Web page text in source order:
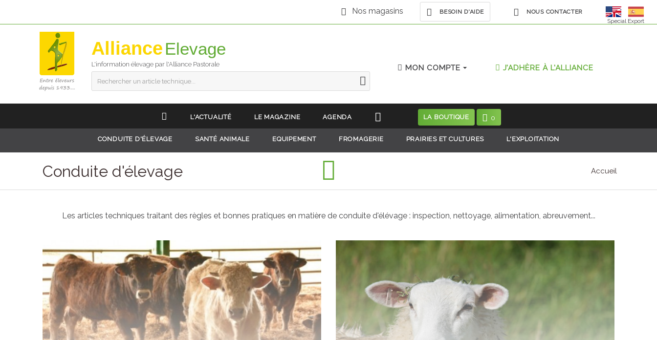
Nos magasins BESOIN D'AIDE
NOUS CONTACTER
Special Export
Alliance
L'information élevage par l'Alliance Pastorale
Rechercher un article technique...
MON COMPTE J'ADHÈRE À L'ALLIANCE
L'ACTUALITÉ LE MAGAZINE AGENDA LA BOUTIQUE 0
CONDUITE D'ÉLEVAGE SANTÉ ANIMALE EQUIPEMENT FROMAGERIE PRAIRIES ET CULTURES L'EXPLOITATION
Conduite d'élevage Accueil
Les articles techniques traitant des règles et bonnes pratiques en matière de conduite d'élévage : inspection, nettoyage, alimentation, abreuvement...